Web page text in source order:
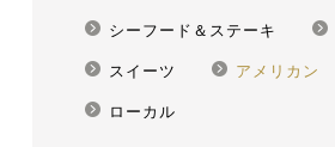
シーフード＆ステーキ
スイーツ アメリカン
ローカル